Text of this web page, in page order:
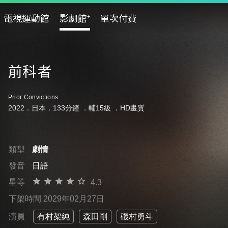
電視運動館 影劇館⁺ 單次付費
前科者
Prior Convictions
2022．日本．133分鐘 ． 輔15級 ．HD畫質
類型
劇情
發音
日語
星等
4.3
下架時間 2029年02月27日
演員 有村架純 森田剛 磯村勇斗